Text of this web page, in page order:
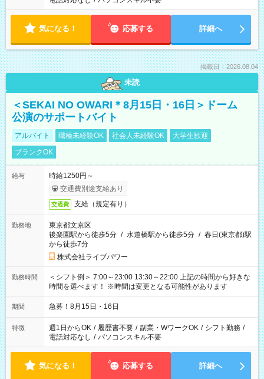
気になる！ 応募する 詳細へ
掲載日：2026.08.04
未読
＜SEKAI NO OWARI＊8月15日・16日＞ドーム
公演のサポートバイト
アルバイト 職種未経験OK 社会人未経験OK
大学生歓迎
ブランクOK
給与
時給1250円～
交通費別途支給あり
交通費 支給（規定有り）
勤務地
東京都文京区
後楽園駅から徒歩5分 / 水道橋駅から徒歩5分 / 春日(東京都)駅
から徒歩7分
株式会社ライブパワー
勤務時間
＜シフト例＞ 7:00～23:00 13:30～22:00 上記の時間から好きな
時間を選べます！ ※時間は変更となる可能性があります
期間 急募！8月15日・16日
特徴 週1日からOK / 履歴書不要 / 副業・WワークOK / シフト勤務 /
電話対応なし / パソコンスキル不要
気になる！ 応募する 詳細へ